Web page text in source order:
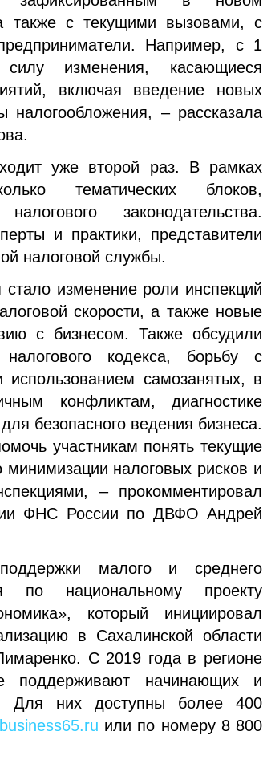
также с текущими вызовами, с
Например, с 1
изменения, касающиеся
включая введение новых
– рассказала
уже второй раз. В рамках
тематических блоков,
законодательства.
и практики, представители
налоговой службы.
изменение роли инспекций
скорости, а также новые
с бизнесом. Также обсудили
кодекса, борьбу с
самозанятых, в
конфликтам, диагностике
безопасного ведения бизнеса.
участникам понять текущие
минимизации налоговых рисков и
– прокомментировал
ФНС России по ДВФО Андрей
малого и среднего
по национальному проекту
который инициировал
в Сахалинской области
С 2019 года в регионе
поддерживают начинающих и
Для них доступны более 400
или по номеру 8 800